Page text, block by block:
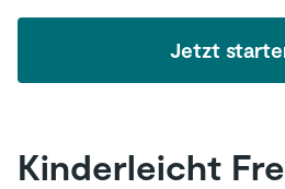
Premium Sparen 24 Kids
Premium Sparen 24 ,
fondsgebundenen
sowie einer digitalen
Jetzt
Kinderleicht